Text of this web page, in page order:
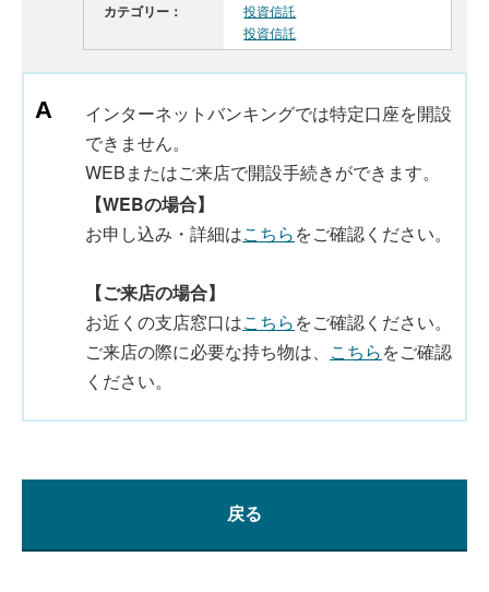
カテゴリー：
投資信託
投資信託
インターネットバンキングでは特定口座を開設
できません。
WEBまたはご来店で開設手続きができます。
【WEBの場合】
お申し込み・詳細はこちらをご確認ください。
【ご来店の場合】
お近くの支店窓口はこちらをご確認ください。
ご来店の際に必要な持ち物は、 こちらをご確認
ください。
戻る